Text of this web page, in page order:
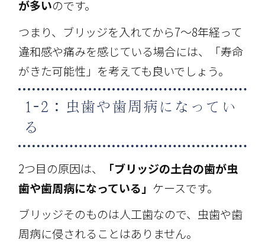
が多いのです。
つまり、ブリッジを入れてから7～8年経って
違和感や痛みを感じている場合には、「寿命
がきた可能性」を考えても良いでしょう。
1-2：虫歯や歯周病になってい
る
2つ目の原因は、
「ブリッジの土台の歯が虫
歯や歯周病になっている」 ケースです。
ブリッジそのものは人工歯なので、虫歯や歯
周病に侵されることはありません。